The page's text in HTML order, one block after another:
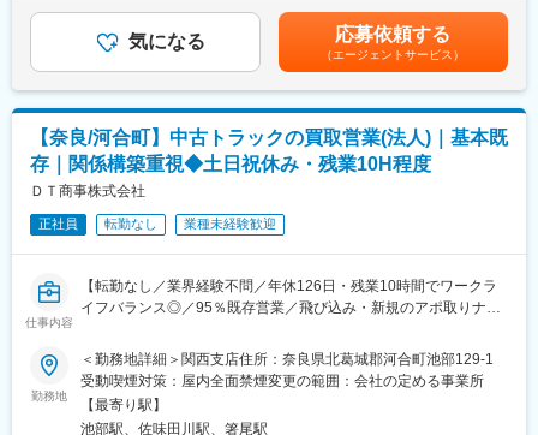
・年間休日125日／残業約5H／転勤なしで腰を据えて働くことが
できます。
・離職率は3%であり、転居や定年など、やむを得ない事情で1年
間で1～2名しか退職しない心理的安全性が高い職場です。
・1年に1～2回、展示会や顧客サポートのために1泊or日帰りの出
張の可能性あり。
▼弊社HPもぜひご覧ください▼
https://www.os-engines.co.jp/product/index.html
※動作テストは奈良工場での検査となる為、月に数回、奈良工場で
の業務が発生する可能性がございます。
(奈良県生駒郡安堵町窪田734番4 ※大阪本社から車で約45分)
■本ポジションの魅力
・近年は世界的にドローン産業が注目されており、遊戯用だけで
なく工事現場や地層調査用、災害時の救助用ドローンなど、社会
貢献性が高く、将来性の高い業界・製品のエンジン開発に携わる
ことで様々な経験を積むことができます。
・今後、ガソリンエンジンやディーゼルエンジンなど様々なエン
ジンを自社開発していく方針です。多種多様な製品開発に携わり
技術を磨いていただけます。
■配属先情報
エンジン開発を専門とし、残り4名は電子制御系を専門としており
ます。
会社全体で約7割が中途入社者であり人間関係も良好な為、非常に
馴染みやすい環境です。
通じて上下する可能性があります。月給(月額)は固定手当を含めた
表記です。気になる 応募依頼する
（エージェントサービス）
【奈良/河合町】中古トラックの買取営業(法人)｜基本既
存｜関係構築重視◆土日祝休み・残業10H程度
ＤＴ商事株式会社
正社員 転勤なし 業種未経験歓迎
仕事内容
【転勤なし／業界経験不問／年休126日・残業10時間でワークラ
イフバランス◎／95％既存営業／飛び込み・新規のアポ取りナ
■企業概要：
ディー・ティー・ホールディングスグループ100％出資の中古車
流通企業です。
勤務地
＜勤務地詳細＞関西支店住所：奈良県北葛城郡河合町池部129-1
受動喫煙対策：屋内全面禁煙変更の範囲：会社の定める事業所
【最寄り駅】
池部駅、佐味田川駅、箸尾駅